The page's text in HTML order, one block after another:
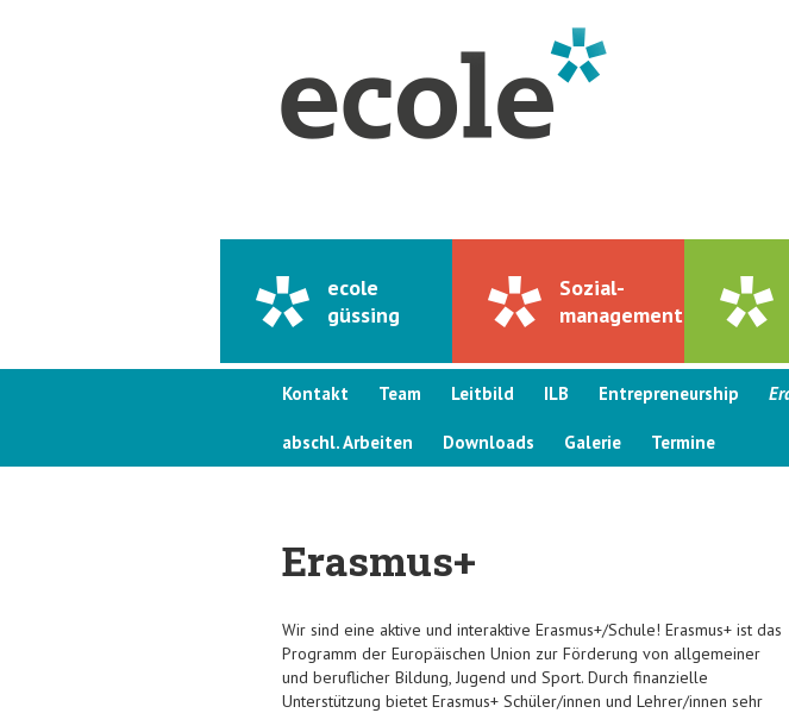
ecole
güssing
Sozial-
management
Kontakt Team Leitbild ILB Entrepreneurship
abschl. Arbeiten Downloads Galerie Termine
Erasmus+
Wir sind eine aktive und interaktive Erasmus+/Schule! Erasmus+ ist das
Programm der Europäischen Union zur Förderung von allgemeiner
und beruflicher Bildung, Jugend und Sport. Durch finanzielle
Unterstützung bietet Erasmus+ Schüler/innen und Lehrer/innen sehr